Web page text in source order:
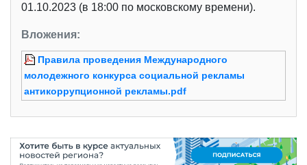
01.10.2023 (в 18:00 по московскому времени).
Вложения:
Правила проведения Международного
молодежного конкурса социальной рекламы
антикоррупционной рекламы.pdf